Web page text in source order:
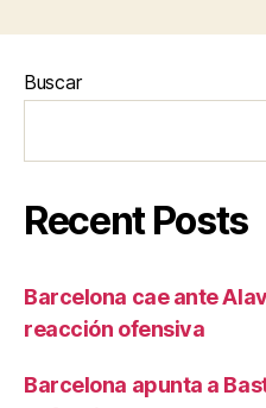
Buscar
Recent Posts
Barcelona cae ante
reacción ofensiva
Barcelona apunta a